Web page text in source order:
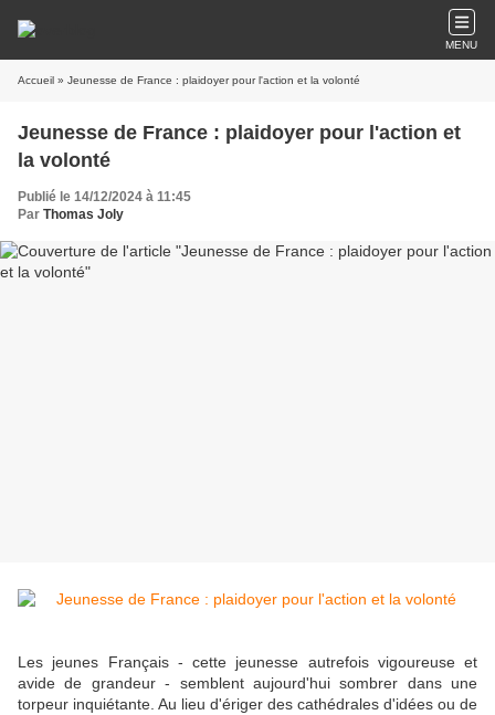
MENU
Accueil » Jeunesse de France : plaidoyer pour l'action et la volonté
Jeunesse de France : plaidoyer pour l'action et
la volonté
Publié le 14/12/2024 à 11:45
Par Thomas Joly
Les jeunes Français - cette jeunesse autrefois vigoureuse et
avide de grandeur - semblent aujourd'hui sombrer dans une
torpeur inquiétante. Au lieu d'ériger des cathédrales d'idées ou de